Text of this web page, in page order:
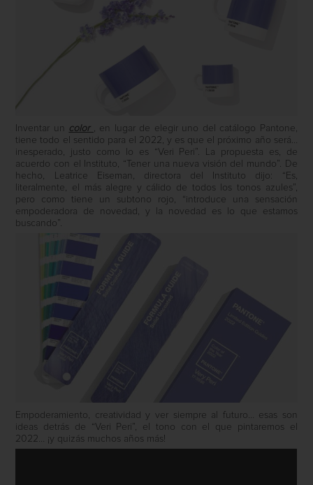
Inventar un color
, en lugar de elegir uno del catálogo Pantone,
tiene todo el sentido para el 2022, y es que el próximo año será…
inesperado, justo como lo es “Veri Peri”. La propuesta es, de
acuerdo con el Instituto, “Tener una nueva visión del mundo”. De
hecho, Leatrice Eiseman, directora del Instituto dijo: “Es,
literalmente, el más alegre y cálido de todos los tonos azules”,
pero como tiene un subtono rojo, “introduce una sensación
empoderadora de novedad, y la novedad es lo que estamos
buscando”.
Empoderamiento, creatividad y ver siempre al futuro… esas son
ideas detrás de “Veri Peri”, el tono con el que pintaremos el
2022… ¡y quizás muchos años más!